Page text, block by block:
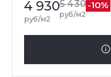
4 930
руб/м2
5 430
руб/м2
-10%